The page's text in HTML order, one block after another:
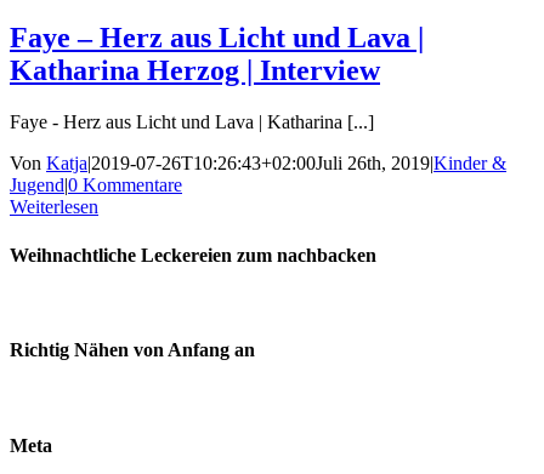
Faye – Herz aus Licht und Lava |
Katharina Herzog | Interview
Faye - Herz aus Licht und Lava | Katharina [...]
Von Katja|2019-07-26T10:26:43+02:00Juli 26th, 2019|Kinder &
Jugend|0 Kommentare
Weiterlesen
Weihnachtliche Leckereien zum nachbacken
Richtig Nähen von Anfang an
Meta